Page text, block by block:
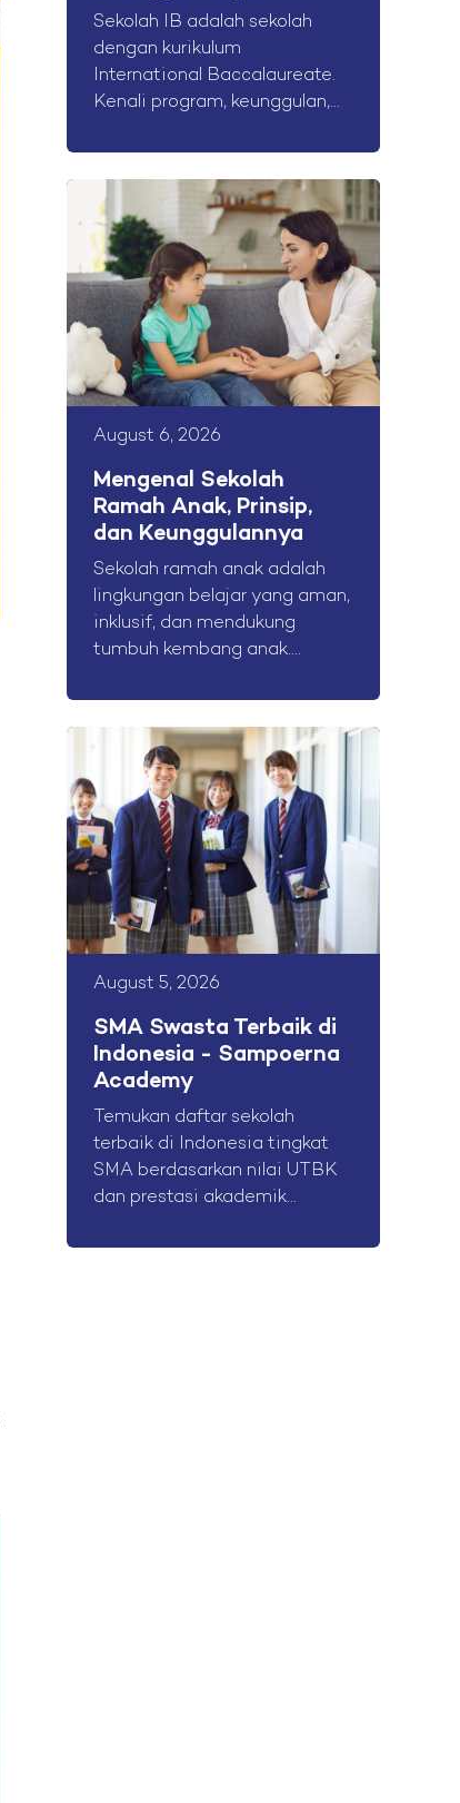
Sekolah IB adalah sekolah
dengan kurikulum
International Baccalaureate.
Kenali program, keunggulan,...
August 6, 2026
Mengenal Sekolah
Ramah Anak, Prinsip,
dan Keunggulannya
Sekolah ramah anak adalah
lingkungan belajar yang aman,
inklusif, dan mendukung
tumbuh kembang anak....
August 5, 2026
SMA Swasta Terbaik di
Indonesia - Sampoerna
Academy
Temukan daftar sekolah
terbaik di Indonesia tingkat
SMA berdasarkan nilai UTBK
dan prestasi akademik...